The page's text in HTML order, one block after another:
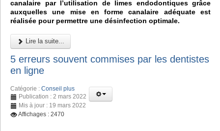
canalaire par l’utilisation de limes endodontiques grâce
auxquelles une mise en forme canalaire adéquate est
réalisée pour permettre une désinfection optimale.
Lire la suite...
5 erreurs souvent commises par les dentistes
en ligne
Catégorie : Conseil plus
Publication : 2 mars 2022
Mis à jour : 19 mars 2022
Affichages : 2470